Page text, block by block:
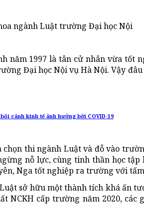
ngành Luật trường Đại học Nội
năm 1997 là tân cử nhân vừa tốt
Đại học Nội vụ Hà Nội. Vậy
cảnh kinh tế ảnh hưởng bởi COVID-19
thi ngành Luật và đỗ vào
nỗ lực, cùng tinh thần học
Nga tốt nghiệp ra trường với
sở hữu một thành tích khá ấn
NCKH cấp trường năm 2020,